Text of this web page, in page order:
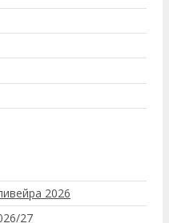
2026
27